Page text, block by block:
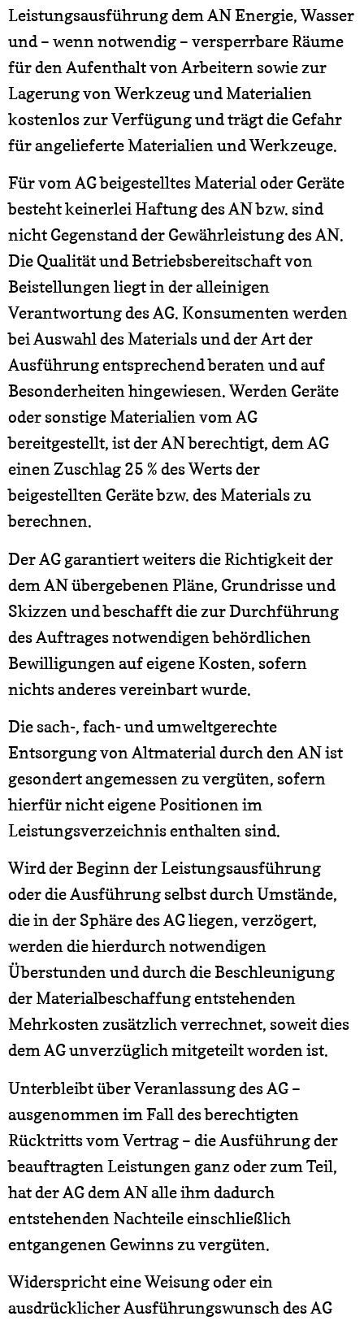
Leistungsausführung dem AN Energie, Wasser
und – wenn notwendig – versperrbare Räume
für den Aufenthalt von Arbeitern sowie zur
Lagerung von Werkzeug und Materialien
kostenlos zur Verfügung und trägt die Gefahr
für angelieferte Materialien und Werkzeuge.
Für vom AG beigestelltes Material oder Geräte
besteht keinerlei Haftung des AN bzw. sind
nicht Gegenstand der Gewährleistung des AN.
Die Qualität und Betriebsbereitschaft von
Beistellungen liegt in der alleinigen
Verantwortung des AG. Konsumenten werden
bei Auswahl des Materials und der Art der
Ausführung entsprechend beraten und auf
Besonderheiten hingewiesen. Werden Geräte
oder sonstige Materialien vom AG
bereitgestellt, ist der AN berechtigt, dem AG
einen Zuschlag 25 % des Werts der
beigestellten Geräte bzw. des Materials zu
berechnen.
Der AG garantiert weiters die Richtigkeit der
dem AN übergebenen Pläne, Grundrisse und
Skizzen und beschafft die zur Durchführung
des Auftrages notwendigen behördlichen
Bewilligungen auf eigene Kosten, sofern
nichts anderes vereinbart wurde.
Die sach-, fach- und umweltgerechte
Entsorgung von Altmaterial durch den AN ist
gesondert angemessen zu vergüten, sofern
hierfür nicht eigene Positionen im
Leistungsverzeichnis enthalten sind.
Wird der Beginn der Leistungsausführung
oder die Ausführung selbst durch Umstände,
die in der Sphäre des AG liegen, verzögert,
werden die hierdurch notwendigen
Überstunden und durch die Beschleunigung
der Materialbeschaffung entstehenden
Mehrkosten zusätzlich verrechnet, soweit dies
dem AG unverzüglich mitgeteilt worden ist.
Unterbleibt über Veranlassung des AG –
ausgenommen im Fall des berechtigten
Rücktritts vom Vertrag – die Ausführung der
beauftragten Leistungen ganz oder zum Teil,
hat der AG dem AN alle ihm dadurch
entstehenden Nachteile einschließlich
entgangenen Gewinns zu vergüten.
Widerspricht eine Weisung oder ein
ausdrücklicher Ausführungswunsch des AG